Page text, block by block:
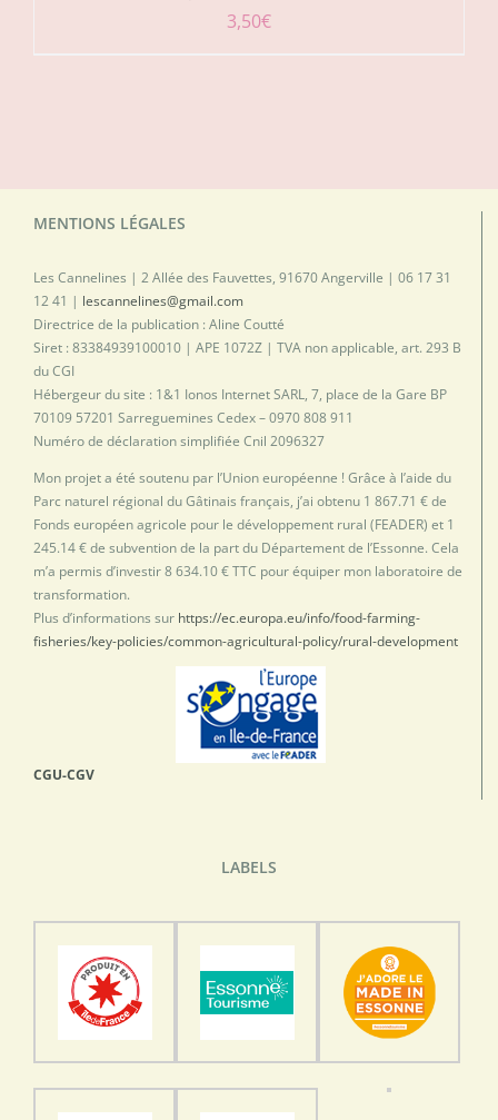
3,50€
MENTIONS LÉGALES
Les Cannelines | 2 Allée des Fauvettes, 91670 Angerville | 06 17 31
12 41 | lescannelines@gmail.com
Directrice de la publication : Aline Coutté
Siret : 83384939100010 | APE 1072Z | TVA non applicable, art. 293 B
du CGI
Hébergeur du site : 1&1 Ionos Internet SARL, 7, place de la Gare BP
70109 57201 Sarreguemines Cedex – 0970 808 911
Numéro de déclaration simplifiée Cnil 2096327
Mon projet a été soutenu par l’Union européenne ! Grâce à l’aide du
Parc naturel régional du Gâtinais français, j’ai obtenu 1 867.71 € de
Fonds européen agricole pour le développement rural (FEADER) et 1
245.14 € de subvention de la part du Département de l’Essonne. Cela
m’a permis d’investir 8 634.10 € TTC pour équiper mon laboratoire de
transformation.
Plus d’informations sur https://ec.europa.eu/info/food-farming-
fisheries/key-policies/common-agricultural-policy/rural-development
CGU-CGV
LABELS